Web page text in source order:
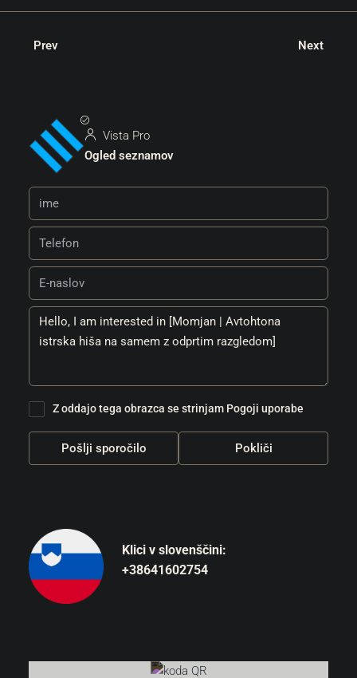
Prev Next
Vista Pro
Ogled seznamov
Z oddajo tega obrazca se strinjam Pogoji uporabe
Pošlji sporočilo Pokliči
Klici v slovenščini:
+38641602754